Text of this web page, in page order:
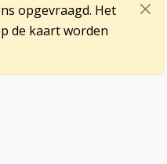
opgevraagd. Het
de kaart worden